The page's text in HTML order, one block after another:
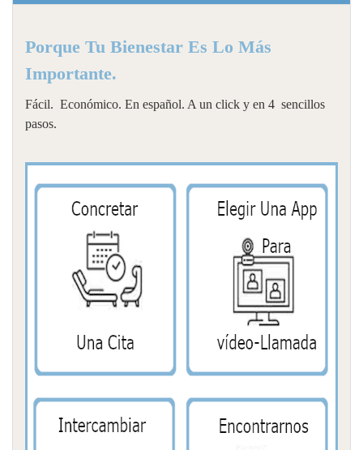
Porque Tu Bienestar Es Lo Más
Importante.
Fácil. Económico. En español. A un click y en 4 sencillos
pasos.